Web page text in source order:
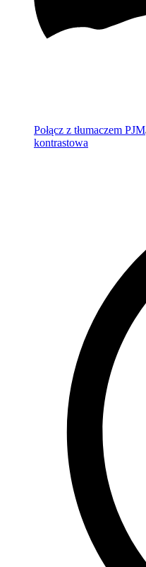
Połącz z tłumaczem PJM
kontrastowa